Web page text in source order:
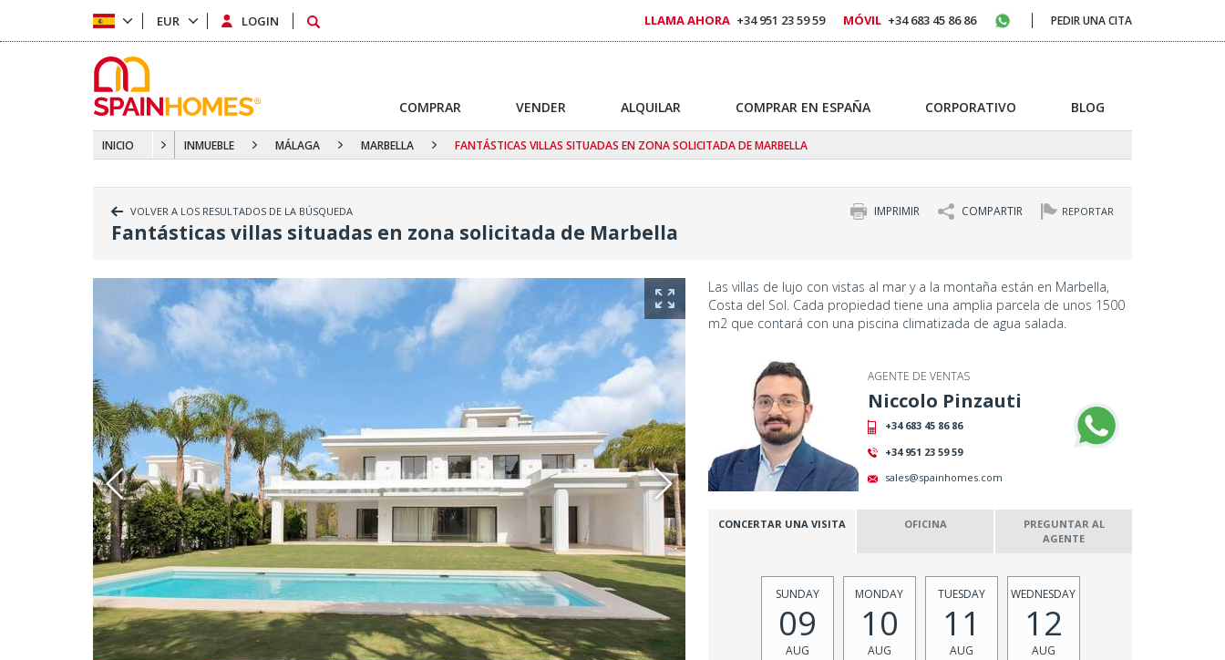
INICIO INMUEBLE MÁLAGA MARBELLA FANTÁSTICAS VILLAS SITUADAS EN ZONA SOLICITADA DE MARBELLA
VOLVER A LOS RESULTADOS DE LA BÚSQUEDA REPORTAR
COMPARTIR
IMPRIMIR
Fantásticas villas situadas en zona solicitada de Marbella
Las villas de lujo con vistas al mar y a la montaña están en Marbella,
Costa del Sol. Cada propiedad tiene una amplia parcela de unos 1500
m2 que contará con una piscina climatizada de agua salada.
AGENTE DE VENTAS
Niccolo Pinzauti
+34 683 45 86 86
+34 951 23 59 59
sales@spainhomes.com
Whatsapp
CONCERTAR UNA VISITA OFICINA
PREGUNTAR AL
AGENTE
SUNDAY
09
AUG
MONDAY
10
AUG
TUESDAY
11
AUG
WEDNESDAY
12
AUG
EUR LOGIN LLAMA AHORA +34 951 23 59 59 MÓVIL +34 683 45 86 86 PEDIR UNA CITA
COMPRAR VENDER ALQUILAR COMPRAR EN ESPAÑA CORPORATIVO BLOG